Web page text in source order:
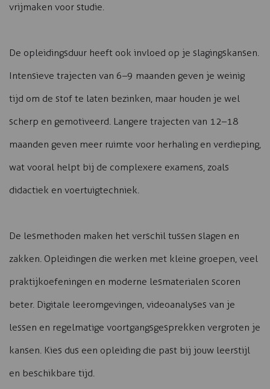
vrijmaken voor studie.
De opleidingsduur heeft ook invloed op je slagingskansen.
Intensieve trajecten van 6–9 maanden geven je weinig
tijd om de stof te laten bezinken, maar houden je wel
scherp en gemotiveerd. Langere trajecten van 12–18
maanden geven meer ruimte voor herhaling en verdieping,
wat vooral helpt bij de complexere examens, zoals
didactiek en voertuigtechniek.
De lesmethoden maken het verschil tussen slagen en
zakken. Opleidingen die werken met kleine groepen, veel
praktijkoefeningen en moderne lesmaterialen scoren
beter. Digitale leeromgevingen, videoanalyses van je
lessen en regelmatige voortgangsgesprekken vergroten je
kansen. Kies dus een opleiding die past bij jouw leerstijl
en beschikbare tijd.